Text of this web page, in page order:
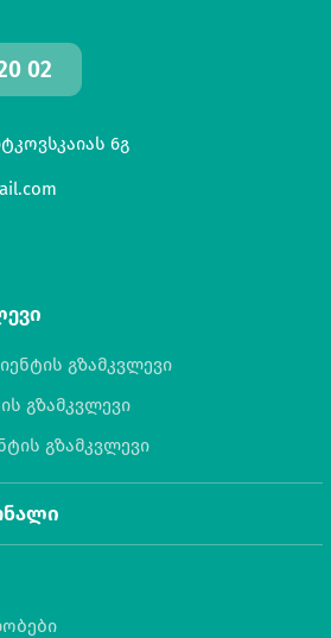
02
6გ
გზამკვლევი
გზამკვლევი
გზამკვლევი